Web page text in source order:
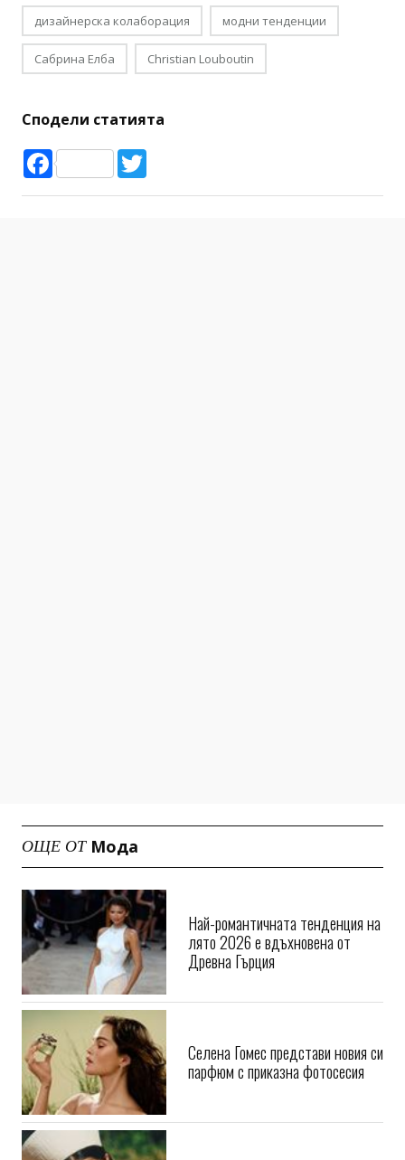
дизайнерска колаборация модни тенденции
Сабрина Елба Christian Louboutin
Сподели статията
Facebook
ОЩЕ ОТ Мода
Най-романтичната тенденция на
лято 2026 е вдъхновена от
Древна Гърция
Селена Гомес представи новия си
парфюм с приказна фотосесия